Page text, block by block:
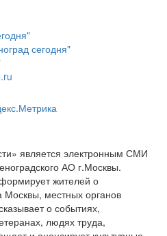
сегодня"
является электронным СМИ
АО г.Москвы.
жителей о
Москвы, местных органов
о событиях,
людях труда,